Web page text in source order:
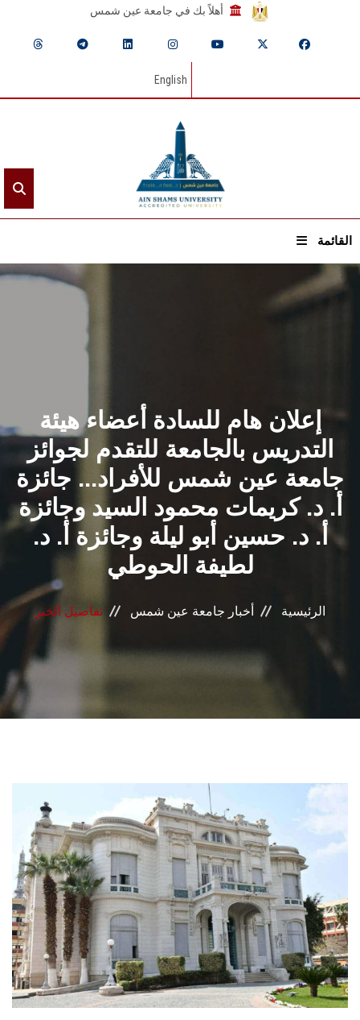
أهلاً بك في جامعة عين شمس
English
القائمة
الرئيسيـة
الشئون الأكاديمية
البحث العلمي
الرعاية الصحية
المراكز والوحدات
الأنظمة الذكية
تواصل معنا
الدراسات العليا
الخريجين
الموظفون
الزائـرون
سجل الان
إعلان هام للسادة أعضاء هيئة
التدريس بالجامعة للتقدم لجوائز
جامعة عين شمس للأفراد... جائزة
أ. د. كريمات محمود السيد وجائزة
أ. د. حسين أبو ليلة وجائزة أ. د.
لطيفة الحوطي
الرئيسية أخبار جامعة عين شمس تفاصيل الخبر